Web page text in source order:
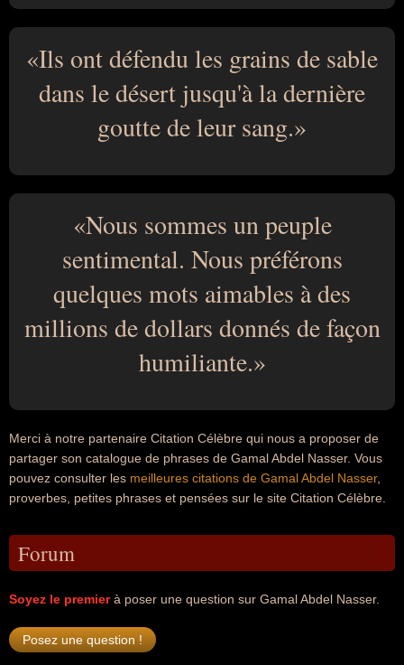
Ils ont défendu les grains de sable
dans le désert jusqu'à la dernière
goutte de leur sang.
Nous sommes un peuple
sentimental. Nous préférons
quelques mots aimables à des
millions de dollars donnés de façon
humiliante.
Merci à notre partenaire Citation Célèbre qui nous a proposer de
partager son catalogue de phrases de Gamal Abdel Nasser. Vous
pouvez consulter les meilleures citations de Gamal Abdel Nasser,
proverbes, petites phrases et pensées sur le site Citation Célèbre.
Forum
Soyez le premierà poser une question sur Gamal Abdel Nasser.